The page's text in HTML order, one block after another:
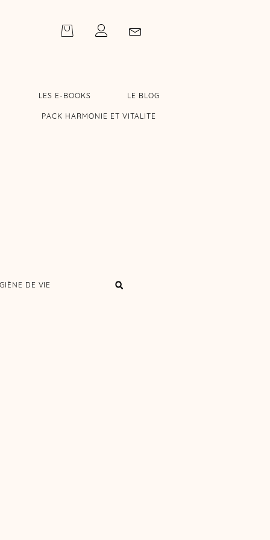
LES E-BOOKS LE BLOG
PACK HARMONIE ET VITALITE
DE VIE